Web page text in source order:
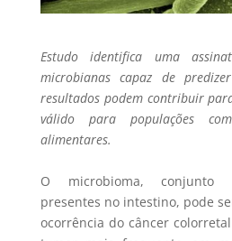
Estudo identifica uma
microbianas capaz de
resultados podem contribuir
válido para populações
alimentares.
O microbioma, conjunto
presentes no intestino, pode
ocorrência do câncer